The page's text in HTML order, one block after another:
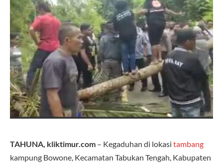
TAHUNA, kliktimur.com – Kegaduhan di lokasi tambang
kampung Bowone, Kecamatan Tabukan Tengah, Kabupaten